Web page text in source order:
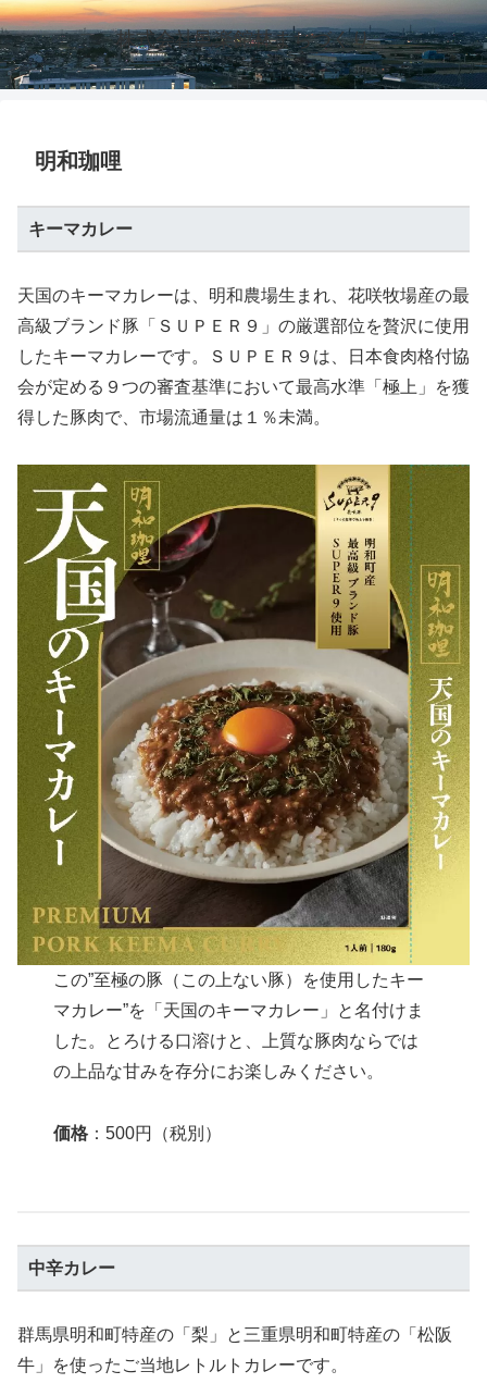
株式会社邑楽館林まちづくり
明和珈哩
キーマカレー
天国のキーマカレーは、明和農場生まれ、花咲牧場産の最
高級ブランド豚「ＳＵＰＥＲ９」の厳選部位を贅沢に使用
したキーマカレーです。ＳＵＰＥＲ９は、日本食肉格付協
会が定める９つの審査基準において最高水準「極上」を獲
得した豚肉で、市場流通量は１％未満。
この”至極の豚（この上ない豚）を使用したキー
マカレー”を「天国のキーマカレー」と名付けま
した。とろける口溶けと、上質な豚肉ならでは
の上品な甘みを存分にお楽しみください。
価格 ：500円（税別）
中辛カレー
群馬県明和町特産の「梨」と三重県明和町特産の「松阪
牛」を使ったご当地レトルトカレーです。